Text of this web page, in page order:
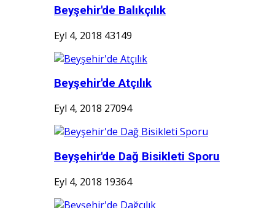
Beyşehir'de Balıkçılık
Eyl 4, 2018 43149
Beyşehir'de Atçılık
Eyl 4, 2018 27094
Beyşehir'de Dağ Bisikleti Sporu
Eyl 4, 2018 19364